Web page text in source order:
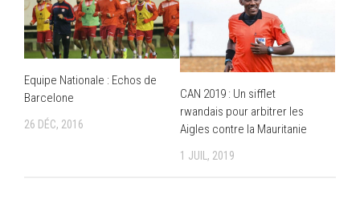
Equipe Nationale : Echos de
Barcelone
26 DÉC, 2016
CAN 2019 : Un sifflet
rwandais pour arbitrer les
Aigles contre la Mauritanie
1 JUIL, 2019